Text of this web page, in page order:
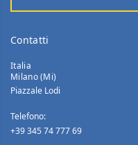
Contatti
Italia
Milano (Mi)
Piazzale Lodi
Telefono:
+39 345 74 777 69